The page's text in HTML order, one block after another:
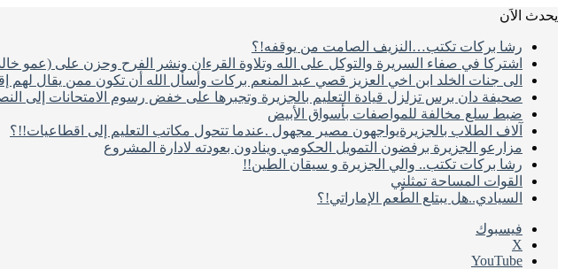
يحدث الاَن
رشا بركات تكتب…النزيف الصامت من يوقفه!؟
اشتركا في صفاء السريرة والتوكل على الله وتلاوة القرءان ونشر الفرح وحزن على (عمو
الى جنات الخلد ابن اخي العزيز قصي عبد المنعم بركات وأسأل الله أن تكون ممن يقال لهم
صحيفة دان برس تزلزل قيادة التعليم بالجزيرة وتجبرها على خفض رسوم الامتحانات إلى
ضبط سلع مخالفة للمواصفات بأسواق الأبيض
آلاف الطلاب بالجزيرةيواجهون مصير مجهول .عندما تتحول مكاتب التعليم إلى اقطاعيات!!؟
مزارعو الجزيرة برفضون التمويل الحكومي وينادون بعودته لادارة المشروع
رشا بركات تكتب.. والي الجزيرة و سيقان الطين!!
القوات المساحة تمثلني
السيادي..هل يبتلع الطُعم الإماراتي!؟
فيسبوك
‫X
‫YouTube